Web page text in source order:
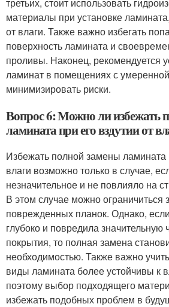
материалы при установке
от влаги. Также важно избегать
поверхность ламината и
проливы. Наконец, рекомендуется
ламинат в помещениях с
минимизировать риски.
Вопрос 6: Можно ли избежать
ламината при его вздутии от
Избежать полной замены ламината
влаги возможно только в случае,
незначительное и не повлияло на
В этом случае можно ограничиться
поврежденных планок. Однако,
глубоко и повредила значительную
покрытия, то полная замена
необходимостью. Также важно
виды ламината более устойчивы к
поэтому выбор подходящего
избежать подобных проблем в